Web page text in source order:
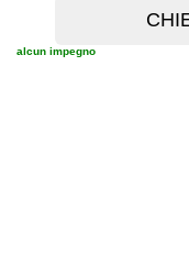
alcun impegno